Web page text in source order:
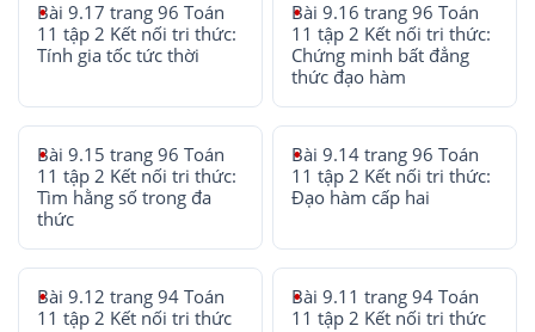
Bài 9.17 trang 96 Toán
11 tập 2 Kết nối tri thức:
Tính gia tốc tức thời
Bài 9.16 trang 96 Toán
11 tập 2 Kết nối tri thức:
Chứng minh bất đẳng
thức đạo hàm
Bài 9.15 trang 96 Toán
11 tập 2 Kết nối tri thức:
Tìm hằng số trong đa
thức
Bài 9.14 trang 96 Toán
11 tập 2 Kết nối tri thức:
Đạo hàm cấp hai
Bài 9.12 trang 94 Toán
11 tập 2 Kết nối tri thức
Bài 9.11 trang 94 Toán
11 tập 2 Kết nối tri thức